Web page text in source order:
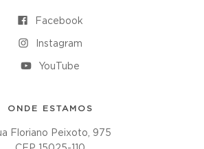
Facebook
Instagram
YouTube
ONDE ESTAMOS
Floriano Peixoto, 975